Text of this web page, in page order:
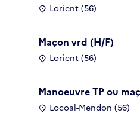
Lorient (56)
Maçon vrd (H/F)
Lorient (56)
Manoeuvre TP ou
Locoal-Mendon (56)